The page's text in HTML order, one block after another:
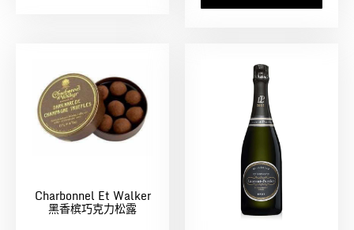
Charbonnel Et Walker
黑香槟巧克力松露